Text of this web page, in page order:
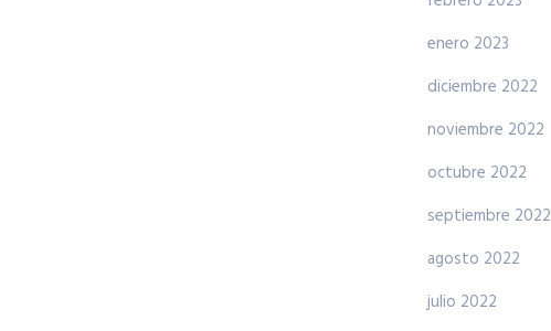
enero 2023
diciembre 2022
noviembre 2022
octubre 2022
septiembre 2022
agosto 2022
julio 2022